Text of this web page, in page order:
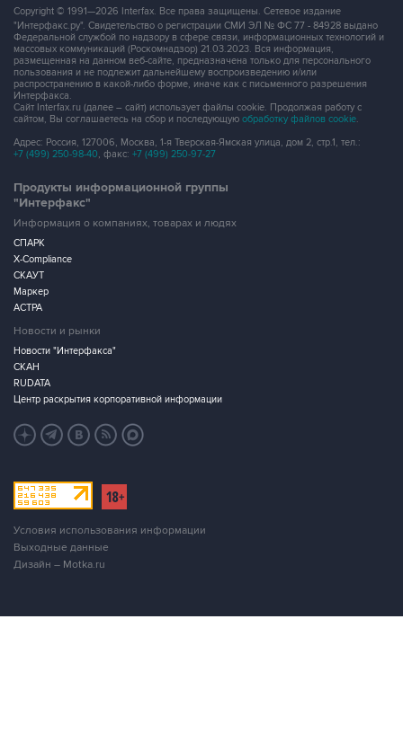
Copyright © 1991—2026 Interfax. Все права защищены. Сетевое издание
"Интерфакс.ру". Свидетельство о регистрации СМИ ЭЛ № ФС 77 - 84928 выдано
Федеральной службой по надзору в сфере связи, информационных технологий и
массовых коммуникаций (Роскомнадзор) 21.03.2023. Вся информация,
размещенная на данном веб-сайте, предназначена только для персонального
пользования и не подлежит дальнейшему воспроизведению и/или
распространению в какой-либо форме, иначе как с письменного разрешения
Интерфакса.
Сайт Interfax.ru (далее – сайт) использует файлы cookie. Продолжая работу с
сайтом, Вы соглашаетесь на сбор и последующую обработку файлов cookie
Адрес: Россия, 127006, Москва, 1-я Тверская-Ямская улица, дом 2, стр.1, тел.:
+7 (499) 250-98-40 , факс: +7 (499) 250-97-27
Продукты информационной группы
"Интерфакс"
Информация о компаниях, товарах и людях
СПАРК
X-Compliance
СКАУТ
Маркер
АСТРА
Новости и рынки
Новости "Интерфакса"
СКАН
RUDATA
Центр раскрытия корпоративной информации
Условия использования информации
Выходные данные
Дизайн – Motka.ru